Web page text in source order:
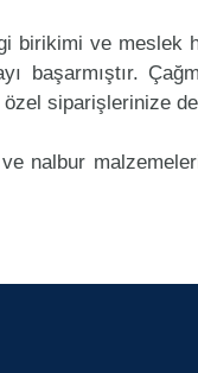
birikimi ve meslek
başarmıştır.
siparişlerinize
nalbur